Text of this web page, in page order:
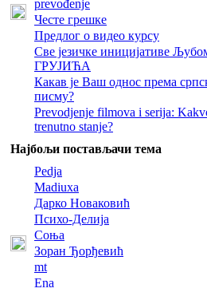
prevođenje
Честе грешке
Предлог о видео курсу
Све језичке иницијативе
ГРУЈИЋА
Какав је Ваш однос према
писму?
Prevodjenje filmova i serija:
trenutno stanje?
Најбољи постављачи тема
Pedja
Madiuxa
Дарко Новаковић
Психо-Делија
Соња
Зоран Ђорђевић
mt
Ena